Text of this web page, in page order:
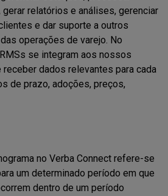
relatórios e análises, gerenciar
e dar suporte a outros
operações de varejo. No
se integram aos nossos
dados relevantes para cada
de prazo, adoções, preços,
no Verba Connect refere-se
um determinado período em que
dentro de um período